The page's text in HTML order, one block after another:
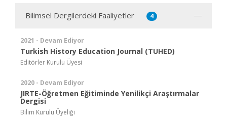
Bilimsel Dergilerdeki Faaliyetler 4
2021 - Devam Ediyor
Turkish History Education Journal (TUHED)
Editörler Kurulu Üyesi
2020 - Devam Ediyor
JIRTE-Öğretmen Eğitiminde Yenilikçi Araştırmalar
Dergisi
Bilim Kurulu Üyeliği